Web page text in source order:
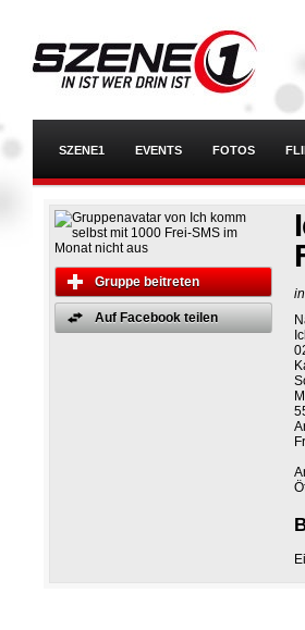
SZENE1 EVENTS FOTOS
Gruppe beitreten
Auf Facebook teilen